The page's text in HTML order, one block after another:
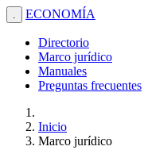
. ECONOMÍA
Directorio
Marco jurídico
Manuales
Preguntas frecuentes
Inicio
Marco jurídico